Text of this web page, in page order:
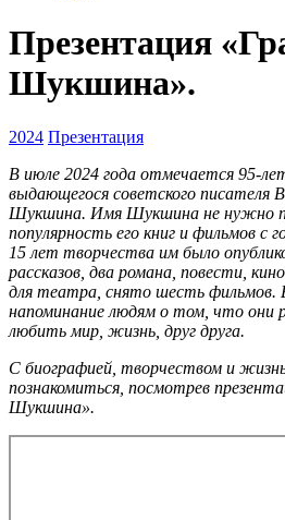
Презентация
Шукшина».
2024 Презентация
В июле 2024 года отмечается 95-
выдающегося советского писателя
Шукшина. Имя Шукшина не нужно
популярность его книг и фильмов с
15 лет творчества им было
рассказов, два романа, повести,
для театра, снято шесть фильмов.
напоминание людям о том, что они
любить мир, жизнь, друг друга.
С биографией, творчеством и
познакомиться, посмотрев
Шукшина».